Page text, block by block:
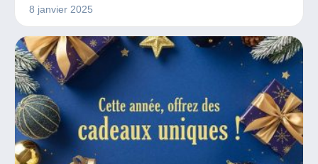
8 janvier 2025